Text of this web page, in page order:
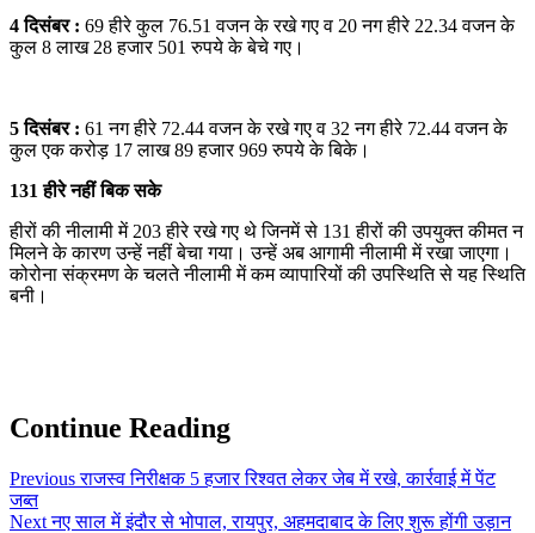
4 दिसंबर : 69 हीरे कुल 76.51 वजन के रखे गए व 20 नग हीरे 22.34 वजन के
कुल 8 लाख 28 हजार 501 रुपये के बेचे गए।
5 दिसंबर : 61 नग हीरे 72.44 वजन के रखे गए व 32 नग हीरे 72.44 वजन के
कुल एक करोड़ 17 लाख 89 हजार 969 रुपये के बिके।
131 हीरे नहीं बिक सके
हीरों की नीलामी में 203 हीरे रखे गए थे जिनमें से 131 हीरों की उपयुक्त कीमत न
मिलने के कारण उन्हें नहीं बेचा गया। उन्हें अब आगामी नीलामी में रखा जाएगा।
कोरोना संक्रमण के चलते नीलामी में कम व्यापारियों की उपस्थिति से यह स्थिति
बनी।
Continue Reading
Previousराजस्व निरीक्षक 5 हजार रिश्वत लेकर जेब में रखे, कार्रवाई में पेंट
जब्त
Nextनए साल में इंदौर से भोपाल, रायपुर, अहमदाबाद के लिए शुरू होंगी उड़ान